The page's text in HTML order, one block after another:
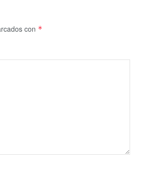
con *